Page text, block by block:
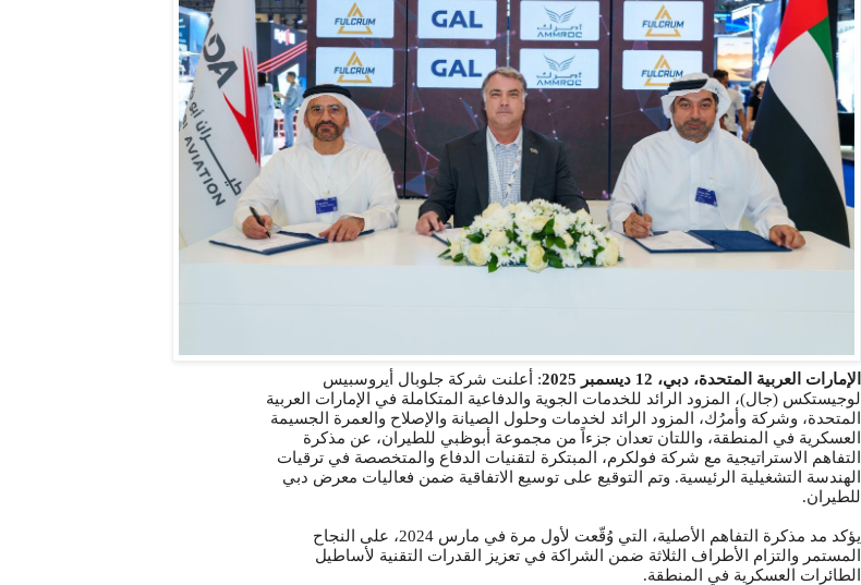
الإمارات العربية المتحدة، دبي، 1 2 ديسمبر 2025 :
أعلنت شركة جلوبال أيروسبيس
لوجيستكس (جال)، المزود الرائد للخدمات الجوية والدفاعية المتكاملة في الإمارات العربية
المتحدة، وشركة وأمرُك، المزود الرائد لخدمات وحلول الصيانة والإصلاح والعمرة الجسيمة
العسكرية في المنطقة، واللتان تعدان جزءاً من مجموعة أبوظبي للطيران، عن مذكرة
التفاهم الاستراتيجية مع شركة فولكرم، المبتكرة لتقنيات الدفاع والمتخصصة في ترقيات
الهندسة التشغيلية الرئيسية. وتم التوقيع على توسيع الاتفاقية ضمن فعاليات معرض دبي
للطيران.
يؤكد مد مذكرة التفاهم الأصلية، التي وُقّعت لأول مرة في مارس 2024، على النجاح
المستمر والتزام الأطراف الثلاثة ضمن الشراكة في تعزيز القدرات التقنية لأساطيل
الطائرات العسكرية في المنطقة.